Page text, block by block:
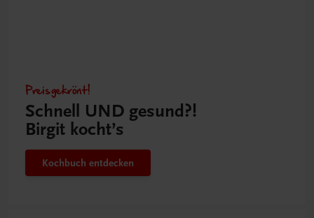
Preisgekrönt!
Schnell UND gesund?!
Birgit kocht’s
Kochbuch entdecken